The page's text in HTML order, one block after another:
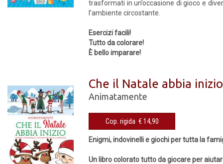
trasformati in un’occasione di gioco e
l’ambiente circostante.
Esercizi facili!
Tutto da colorare!
È bello imparare!
Che il Natale abbia inizio
Animatamente
Cop. rigida € 14,90
Enigmi, indovinelli e giochi per tutta la
Un libro colorato tutto da giocare per